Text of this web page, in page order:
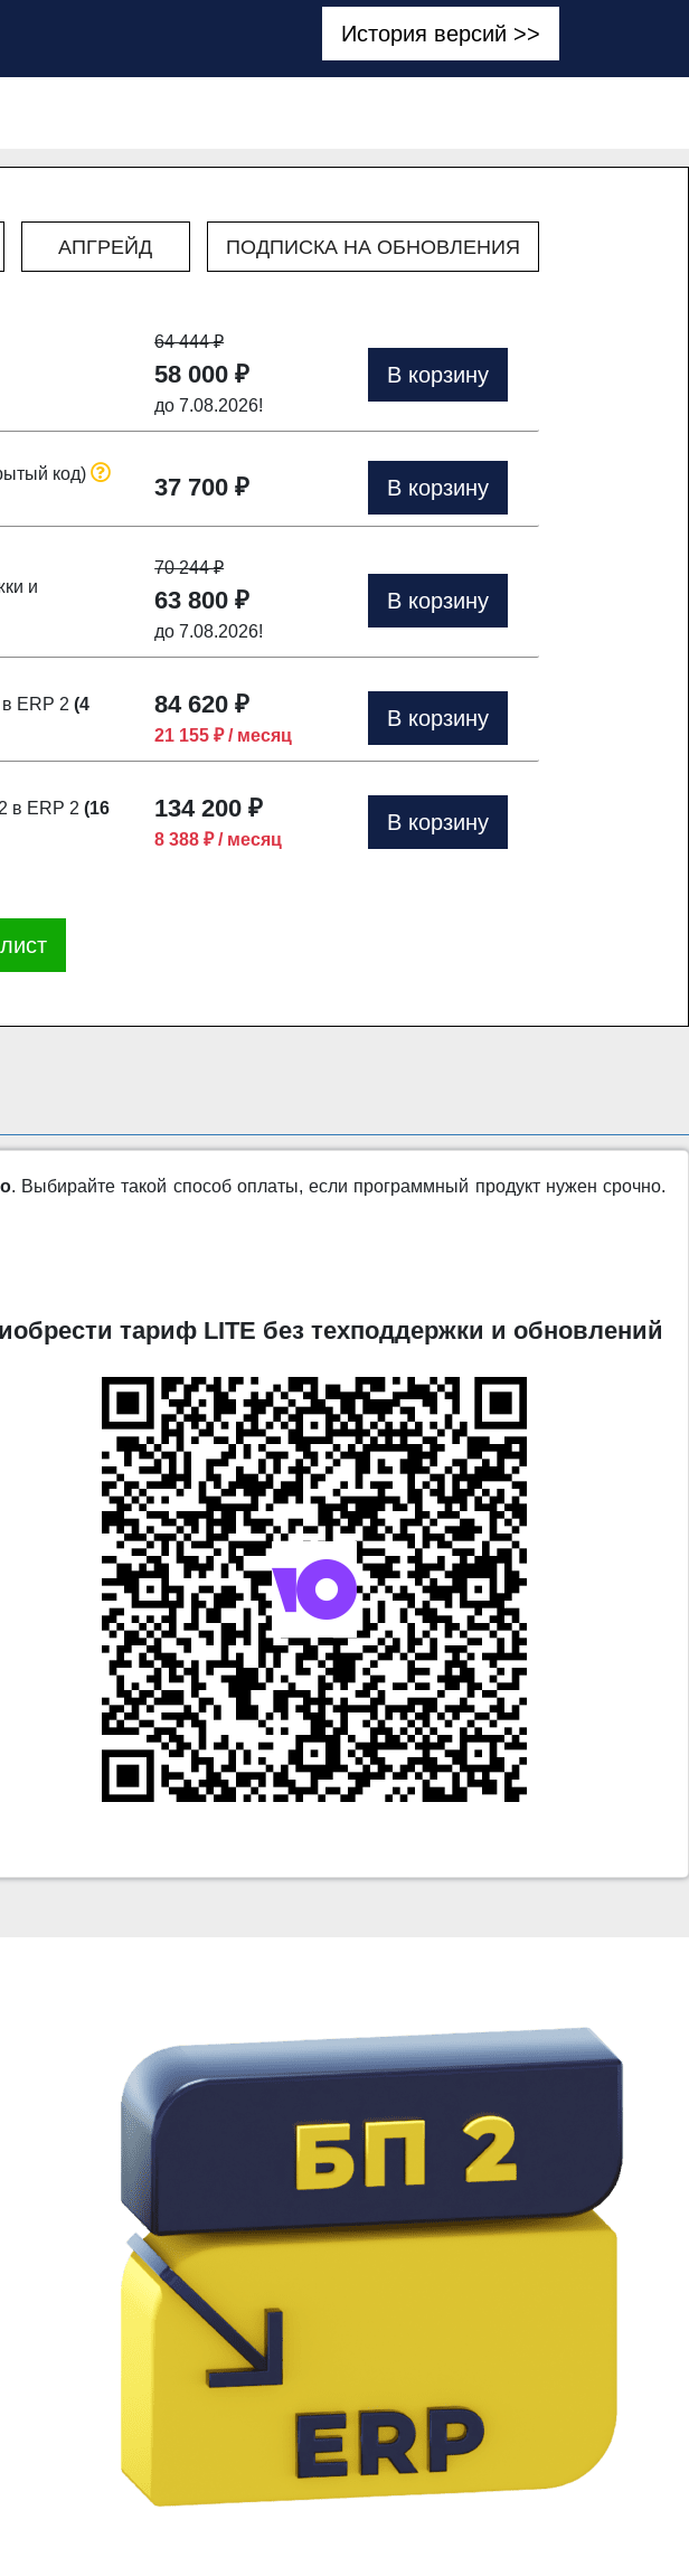
История версий >>
АПГРЕЙД ПОДПИСКА НА ОБНОВЛЕНИЯ
64 444₽
58 000 ₽
до 7.08.2026!
В корзину
код) 37 700 ₽ В корзину
и
70 244₽
63 800 ₽
до 7.08.2026!
В корзину
ERP 2 (4
84 620 ₽
21 155 ₽ / месяц
В корзину
в ERP 2 (16
134 200 ₽
8 388 ₽ / месяц
В корзину
. Выбирайте такой способ оплаты, если программный продукт нужен срочно.
тариф LITE без техподдержки и обновлений